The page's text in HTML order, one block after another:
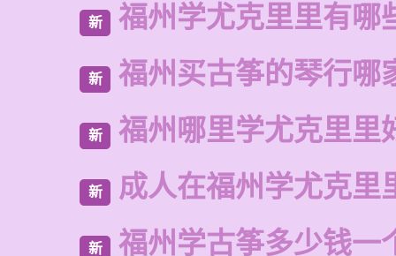
新 福州学尤克里里有哪
新 福州买古筝的琴行哪
新 福州哪里学尤克里里
新 成人在福州学尤克里
新 福州学古筝多少钱一